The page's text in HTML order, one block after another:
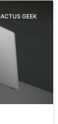
ACTUS GEEK